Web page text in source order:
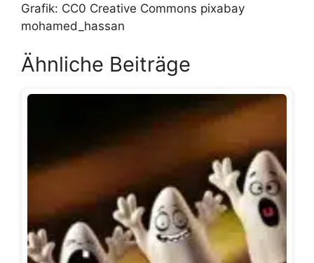
Grafik: CC0 Creative Commons pixabay
mohamed_hassan
Ähnliche Beiträge